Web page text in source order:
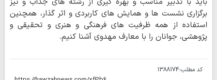
برگزاری نشست ها و همایش های کاربردی و اثر گذار، همچنین
استفاده از همه ظرفیت های فرهنگی و هنری و تحقیقی و
پژوهشی، جوانان را با معارف مهدوی آشنا کنیم.
کد مطلب:1388174